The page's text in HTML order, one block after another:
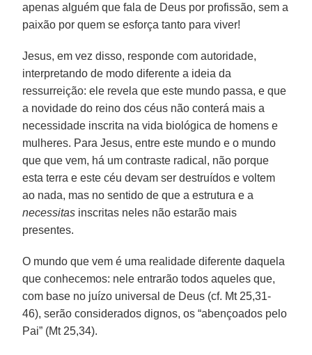
apenas alguém que fala de Deus por profissão, sem a
paixão por quem se esforça tanto para viver!
Jesus, em vez disso, responde com autoridade,
interpretando de modo diferente a ideia da
ressurreição: ele revela que este mundo passa, e que
a novidade do reino dos céus não conterá mais a
necessidade inscrita na vida biológica de homens e
mulheres. Para Jesus, entre este mundo e o mundo
que que vem, há um contraste radical, não porque
esta terra e este céu devam ser destruídos e voltem
ao nada, mas no sentido de que a estrutura e a
necessitas inscritas neles não estarão mais
presentes.
O mundo que vem é uma realidade diferente daquela
que conhecemos: nele entrarão todos aqueles que,
com base no juízo universal de Deus (cf. Mt 25,31-
46), serão considerados dignos, os “abençoados pelo
Pai” (Mt 25,34).